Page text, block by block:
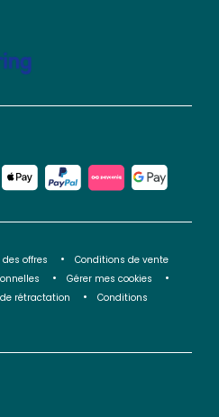
offres
Conditions de vente
Gérer mes cookies
rétractation
Conditions